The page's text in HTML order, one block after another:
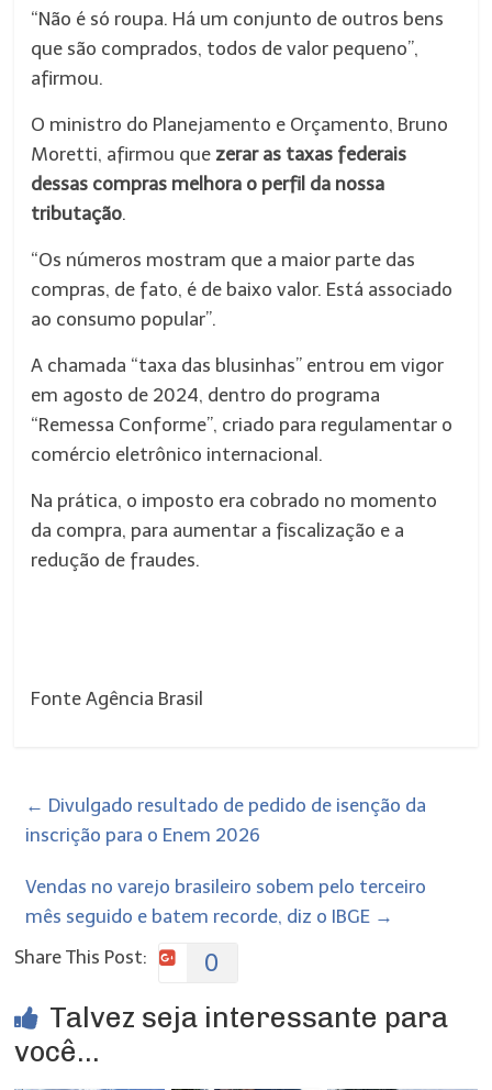
“Não é só roupa. Há um conjunto de outros bens
que são comprados, todos de valor pequeno”,
afirmou.
O ministro do Planejamento e Orçamento, Bruno
Moretti, afirmou que zerar as taxas federais
dessas compras melhora o perfil da nossa
tributação.
“Os números mostram que a maior parte das
compras, de fato, é de baixo valor. Está associado
ao consumo popular”.
A chamada “taxa das blusinhas” entrou em vigor
em agosto de 2024, dentro do programa
“Remessa Conforme”, criado para regulamentar o
comércio eletrônico internacional.
Na prática, o imposto era cobrado no momento
da compra, para aumentar a fiscalização e a
redução de fraudes.
Fonte Agência Brasil
← Divulgado resultado de pedido de isenção da
inscrição para o Enem 2026
Vendas no varejo brasileiro sobem pelo terceiro
mês seguido e batem recorde, diz o IBGE →
Share This Post:
0
Talvez seja interessante para
você...